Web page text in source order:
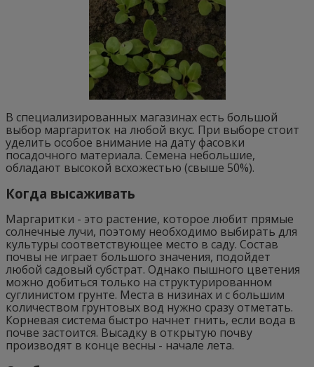
В специализированных магазинах есть большой
выбор маргариток на любой вкус. При выборе стоит
уделить особое внимание на дату фасовки
посадочного материала. Семена небольшие,
обладают высокой всхожестью (свыше 50%).
Когда высаживать
Маргаритки - это растение, которое любит прямые
солнечные лучи, поэтому необходимо выбирать для
культуры соответствующее место в саду. Состав
почвы не играет большого значения, подойдет
любой садовый субстрат. Однако пышного цветения
можно добиться только на структурированном
суглинистом грунте. Места в низинах и с большим
количеством грунтовых вод нужно сразу отметать.
Корневая система быстро начнет гнить, если вода в
почве застоится. Высадку в открытую почву
производят в конце весны - начале лета.